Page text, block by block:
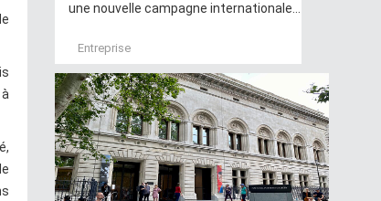
une nouvelle campagne internationale...
Entreprise